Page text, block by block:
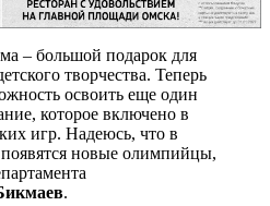
– большой подарок для
творчества. Теперь
освоить еще один
которое включено в
игр. Надеюсь, что в
новые олимпийцы,
.